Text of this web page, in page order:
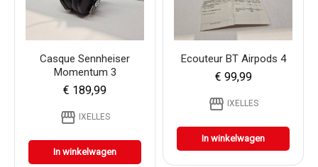
Casque Sennheiser
Momentum 3
€ 189,99
storefront IXELLES
In winkelwagen
Ecouteur BT Airpods 4
€ 99,99
storefront IXELLES
In winkelwagen